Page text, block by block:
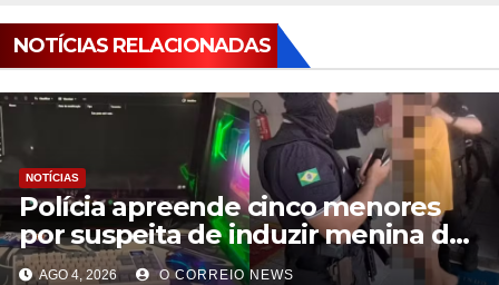
NOTÍCIAS RELACIONADAS
NOTÍCIAS
Polícia apreende cinco menores
por suspeita de induzir menina de
13 anos a morte durante ‘live’
AGO 4, 2026 O CORREIO NEWS